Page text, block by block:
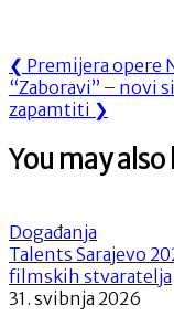
Navigacija
objava
❮ Previous
Post:
Premijera opere
Next
Post:
“Zaboravi” – novi
zapamtiti ❯
You may
Događanja
Talents Sarajevo
filmskih stvaratelja
31. svibnja 2026